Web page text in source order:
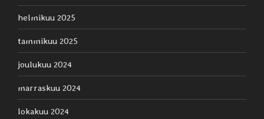
helmikuu 2025
tammikuu 2025
joulukuu 2024
marraskuu 2024
lokakuu 2024